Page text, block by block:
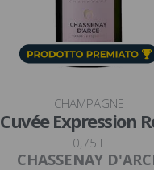
CHAMPAGNE
Cuvée Expression
0,75 L
CHASSENAY